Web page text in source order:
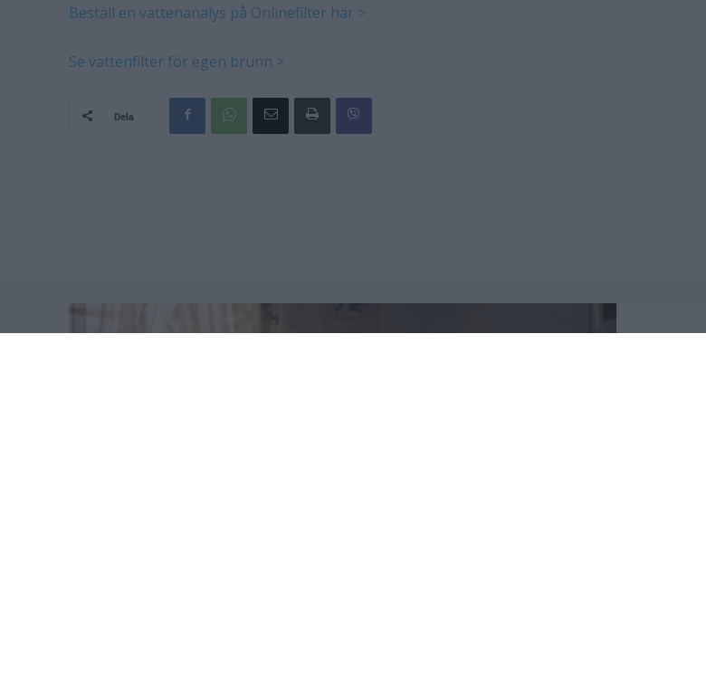
Beställ en vattenanalys på Onlinefilter här >
Se vattenfilter för egen brunn >
Dela